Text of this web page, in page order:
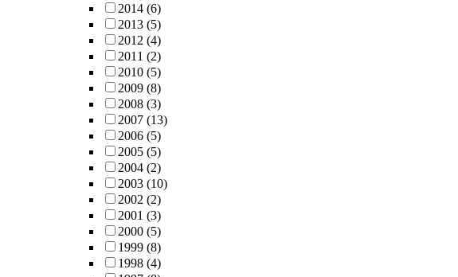
2014 (6)
2013 (5)
2012 (4)
2011 (2)
2010 (5)
2009 (8)
2008 (3)
2007 (13)
2006 (5)
2005 (5)
2004 (2)
2003 (10)
2002 (2)
2001 (3)
2000 (5)
1999 (8)
1998 (4)